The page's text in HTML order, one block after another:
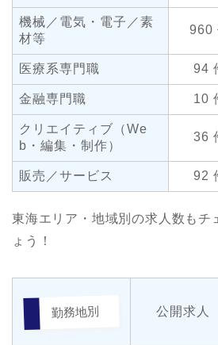
機械／電気・電子／素
材等
960
医療系専門職 94
金融専門職 10
クリエイティブ（We
b・編集・制作）
36
販売／サービス 92
東海エリア・地域別の求人数もチ
ょう！
勤務地別 公開求人